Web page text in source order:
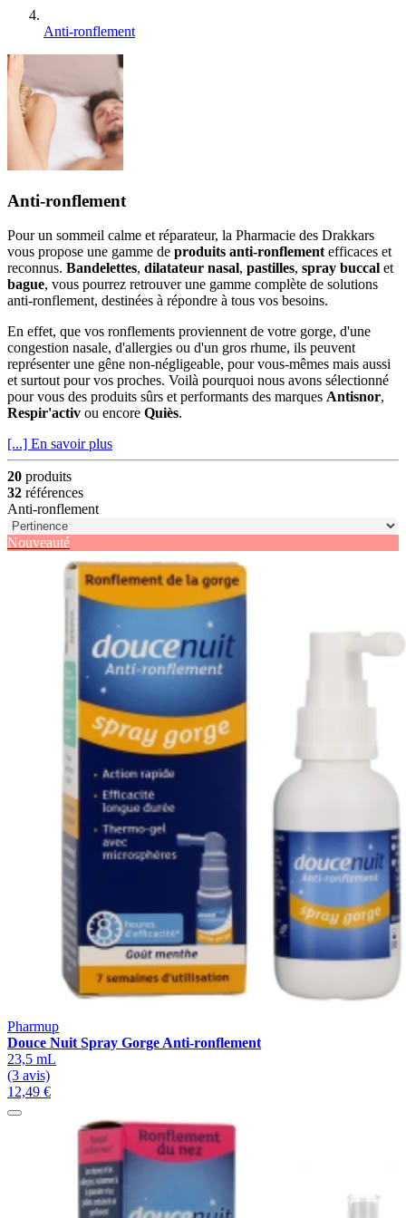
Anti-ronflement
Anti-ronflement
Pour un sommeil calme et réparateur, la Pharmacie des Drakkars
vous propose une gamme de produits anti-ronflementefficaces et
reconnus. Bandelettes, dilatateur nasal, pastilles, spray buccal et
bague, vous pourrez retrouver une gamme complète de solutions
anti-ronflement, destinées à répondre à tous vos besoins.
En effet, que vos ronflements proviennent de votre gorge, d'une
congestion nasale, d'allergies ou d'un gros rhume, ils peuvent
représenter une gêne non-négligeable, pour vous-mêmes mais aussi
et surtout pour vos proches. Voilà pourquoi nous avons sélectionné
pour vous des produits sûrs et performants des marques Antisnor,
Respir'activ ou encore Quiès.
[...] En savoir plus
20 produits
32 références
Anti-ronflement
Nouveauté
Pharmup
Douce Nuit Spray Gorge Anti-ronflement
23,5 mL
(3 avis)
12,49 €